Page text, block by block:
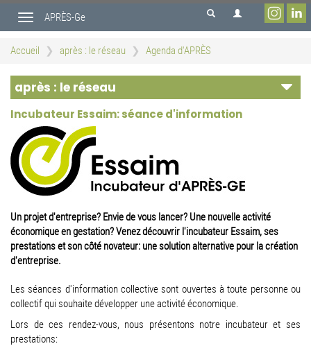
contenu
Toggle
navigation
APRÈS-Ge
Accueil après : le réseau Agenda d'APRÈS
après : le réseau
Incubateur Essaim: séance d'information
Un projet d'entreprise? Envie de vous lancer? Une nouvelle activité
économique en gestation? Venez découvrir l'incubateur Essaim, ses
prestations et son côté novateur: une solution alternative pour la création
d'entreprise.
Les séances d'information collective sont ouvertes à toute personne ou
collectif qui souhaite développer une activité économique.
Lors de ces rendez-vous, nous présentons notre incubateur et ses
prestations: